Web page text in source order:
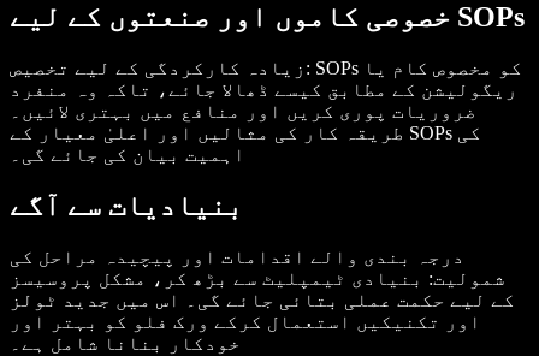
خصوصی کاموں اور صنعتوں کے لیے SOPs
زیادہ کارکردگی کے لیے تخصیص : SOPs کو مخصوص کام یا
ریگولیشن کے مطابق کیسے ڈھالا جائے، تاکہ وہ منفرد
ضروریات پوری کریں اور منافع میں بہتری لائیں۔
طریقہ کار کی مثالیں اور اعلیٰ معیار کے SOPs کی
اہمیت بیان کی جائے گی۔
بنیادیات سے آگے
درجہ بندی والے اقدامات اور پیچیدہ مراحل کی
شمولیت: بنیادی ٹیمپلیٹ سے بڑھ کر، مشکل پروسیسز
کے لیے حکمت عملی بتائی جائے گی۔ اس میں جدید ٹولز
اور تکنیکیں استعمال کرکے ورک فلو کو بہتر اور
خودکار بنانا شامل ہے۔